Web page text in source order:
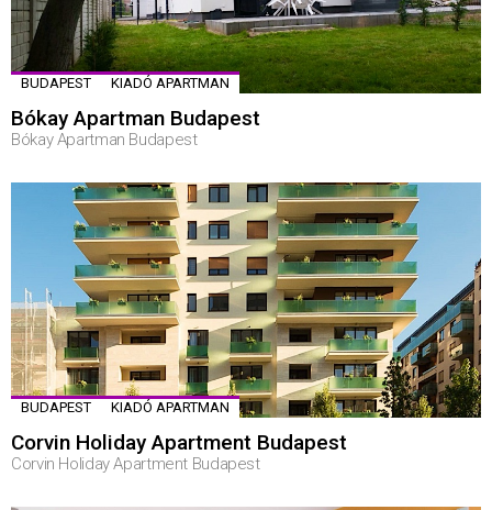
BUDAPEST KIADÓ APARTMAN
Bókay Apartman Budapest
Bókay Apartman Budapest
BUDAPEST KIADÓ APARTMAN
Corvin Holiday Apartment Budapest
Corvin Holiday Apartment Budapest